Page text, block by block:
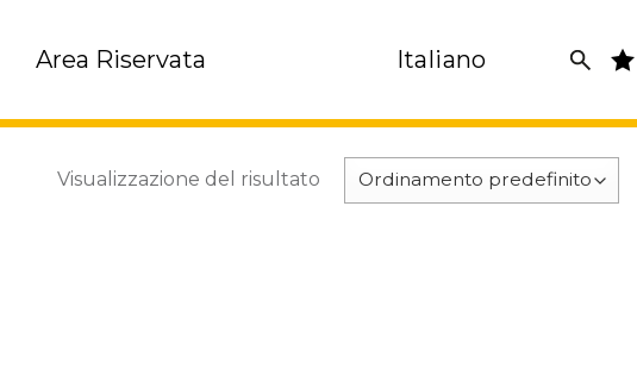
Area Riservata Italiano
Visualizzazione del risultato